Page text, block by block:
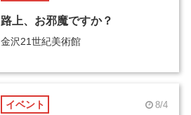
路上、お邪魔ですか？
金沢21世紀美術館
イベント 8/4